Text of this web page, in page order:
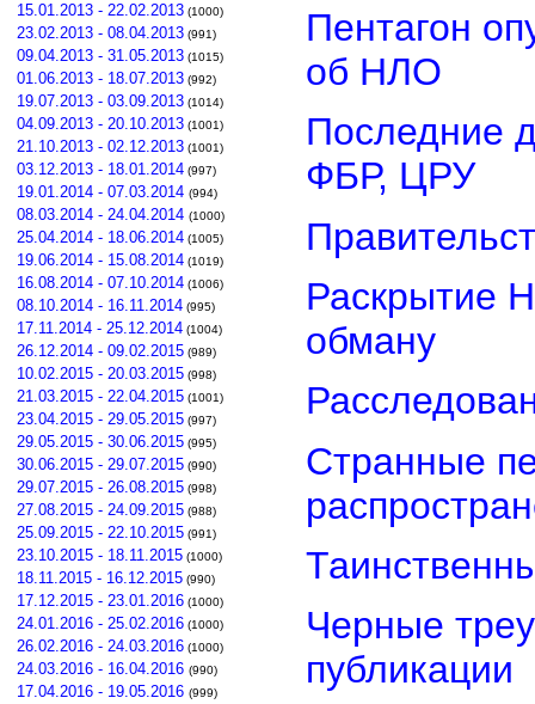
15.01.2013 - 22.02.2013 (1000)
23.02.2013 - 08.04.2013 (991)
09.04.2013 - 31.05.2013 (1015)
01.06.2013 - 18.07.2013 (992)
19.07.2013 - 03.09.2013 (1014)
04.09.2013 - 20.10.2013 (1001)
21.10.2013 - 02.12.2013 (1001)
03.12.2013 - 18.01.2014 (997)
19.01.2014 - 07.03.2014 (994)
08.03.2014 - 24.04.2014 (1000)
25.04.2014 - 18.06.2014 (1005)
19.06.2014 - 15.08.2014 (1019)
16.08.2014 - 07.10.2014 (1006)
08.10.2014 - 16.11.2014 (995)
17.11.2014 - 25.12.2014 (1004)
26.12.2014 - 09.02.2015 (989)
10.02.2015 - 20.03.2015 (998)
21.03.2015 - 22.04.2015 (1001)
23.04.2015 - 29.05.2015 (997)
29.05.2015 - 30.06.2015 (995)
30.06.2015 - 29.07.2015 (990)
29.07.2015 - 26.08.2015 (998)
27.08.2015 - 24.09.2015 (988)
25.09.2015 - 22.10.2015 (991)
23.10.2015 - 18.11.2015 (1000)
18.11.2015 - 16.12.2015 (990)
17.12.2015 - 23.01.2016 (1000)
24.01.2016 - 25.02.2016 (1000)
26.02.2016 - 24.03.2016 (1000)
24.03.2016 - 16.04.2016 (990)
17.04.2016 - 19.05.2016 (999)
Пентагон
об НЛО
Последние
ФБР, ЦРУ
Раскрытие
обману
Странные
Черные
публикации